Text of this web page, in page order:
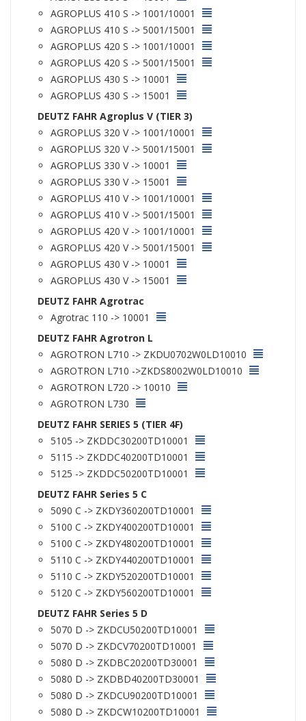
AGROPLUS 410 S -> 1001/10001
AGROPLUS 410 S -> 5001/15001
AGROPLUS 420 S -> 1001/10001
AGROPLUS 420 S -> 5001/15001
AGROPLUS 430 S -> 10001
AGROPLUS 430 S -> 15001
DEUTZ FAHR Agroplus V (TIER 3)
AGROPLUS 320 V -> 1001/10001
AGROPLUS 320 V -> 5001/15001
AGROPLUS 330 V -> 10001
AGROPLUS 330 V -> 15001
AGROPLUS 410 V -> 1001/10001
AGROPLUS 410 V -> 5001/15001
AGROPLUS 420 V -> 1001/10001
AGROPLUS 420 V -> 5001/15001
AGROPLUS 430 V -> 10001
AGROPLUS 430 V -> 15001
DEUTZ FAHR Agrotrac
Agrotrac 110 -> 10001
DEUTZ FAHR Agrotron L
AGROTRON L710 -> ZKDU0702W0LD10010
AGROTRON L710 ->ZKDS8002W0LD10010
AGROTRON L720 -> 10010
AGROTRON L730
DEUTZ FAHR SERIES 5 (TIER 4F)
5105 -> ZKDDC30200TD10001
5115 -> ZKDDC40200TD10001
5125 -> ZKDDC50200TD10001
DEUTZ FAHR Series 5 C
5090 C -> ZKDY360200TD10001
5100 C -> ZKDY400200TD10001
5100 C -> ZKDY480200TD10001
5110 C -> ZKDY440200TD10001
5110 C -> ZKDY520200TD10001
5120 C -> ZKDY560200TD10001
DEUTZ FAHR Series 5 D
5070 D -> ZKDCU50200TD10001
5070 D -> ZKDCV70200TD10001
5080 D -> ZKDBC20200TD30001
5080 D -> ZKDBD40200TD30001
5080 D -> ZKDCU90200TD10001
5080 D -> ZKDCW10200TD10001